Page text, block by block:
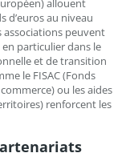
allouent
d’euros au niveau
associations peuvent
particulier dans le
et de transition
le FISAC (Fonds
ou les aides
renforcent les